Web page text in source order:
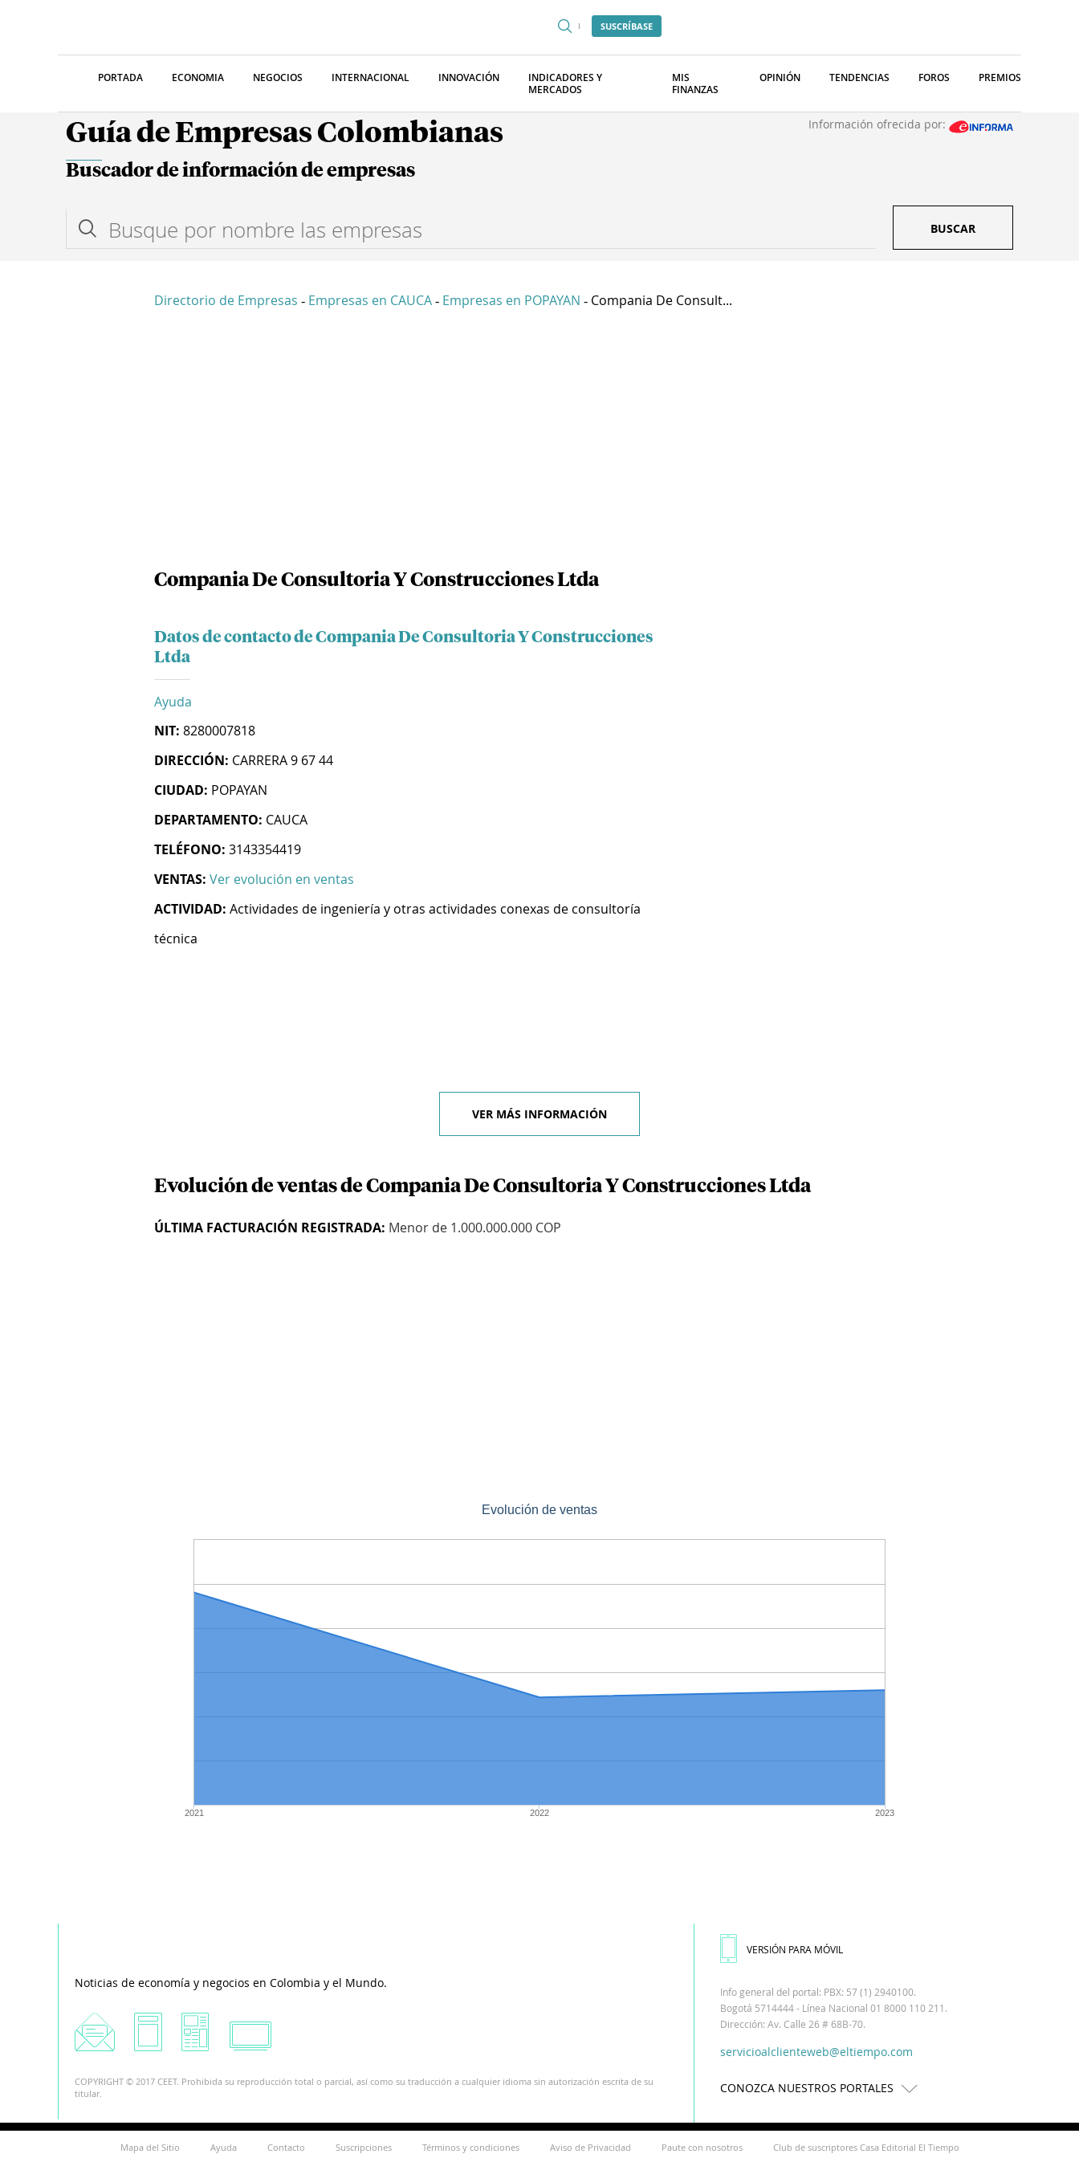
SUSCRÍBASE
PORTADA ECONOMIA NEGOCIOS INTERNACIONAL INNOVACIÓN
INDICADORES Y
MERCADOS
MIS
FINANZAS
OPINIÓN TENDENCIAS FOROS PREMIOS
Guía de Empresas Colombianas Información ofrecida por:
Buscador de información de empresas
BUSCAR
Directorio de Empresas - Empresas en CAUCA - Empresas en POPAYAN - Compania De Consult...
Compania De Consultoria Y Construcciones Ltda
Datos de contacto de Compania De Consultoria Y Construcciones
Ltda
Ayuda
NIT: 8280007818
DIRECCIÓN: CARRERA 9 67 44
CIUDAD: POPAYAN
DEPARTAMENTO: CAUCA
TELÉFONO: 3143354419
VENTAS: Ver evolución en ventas
ACTIVIDAD: Actividades de ingeniería y otras actividades conexas de consultoría
técnica
VER MÁS INFORMACIÓN
Evolución de ventas de Compania De Consultoria Y Construcciones Ltda
ÚLTIMA FACTURACIÓN REGISTRADA: Menor de 1.000.000.000 COP
Evolución de ventas
2021 2022 2023
Noticias de economía y negocios en Colombia y el Mundo.
COPYRIGHT © 2017 CEET. Prohibida su reproducción total o parcial, así como su traducción a cualquier idioma sin autorización escrita de su
titular.
VERSIÓN PARA MÓVIL
Info general del portal: PBX: 57 (1) 2940100.
Bogotá 5714444 - Línea Nacional 01 8000 110 211.
Dirección: Av. Calle 26 # 68B-70.
servicioalclienteweb@eltiempo.com
CONOZCA NUESTROS PORTALES
Mapa del Sitio Ayuda Contacto Suscripciones Términos y condiciones Aviso de Privacidad Paute con nosotros Club de suscriptores Casa Editorial El Tiempo